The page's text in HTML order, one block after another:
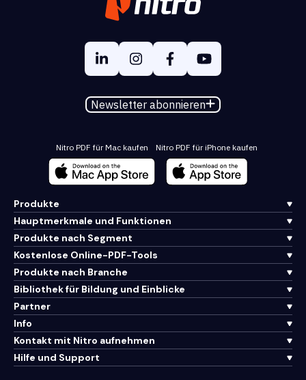
Newsletter abonnieren
Nitro PDF für Mac kaufen Nitro PDF für iPhone kaufen
Produkte
Hauptmerkmale und Funktionen
Produkte nach Segment
Kostenlose Online-PDF-Tools
Produkte nach Branche
Bibliothek für Bildung und Einblicke
Partner
Info
Kontakt mit Nitro aufnehmen
Hilfe und Support